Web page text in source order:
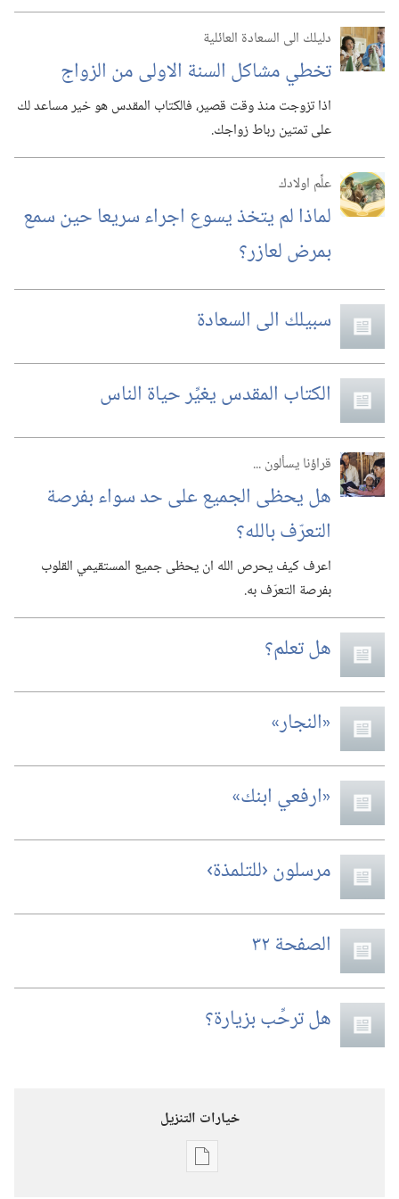
دليلك الى السعادة العائلية
تخطي مشاكل السنة الاولى من الزواج
اذا تزوجت منذ وقت قصير،‏ فالكتاب المقدس هو خير مساعد لك
على تمتين رباط زواجك.‏
علِّم اولادك
لماذا لم يتخذ يسوع اجراء سريعا حين سمع
بمرض لعازر؟‏
سبيلك الى السعادة
الكتاب المقدس يغيِّر حياة الناس
قراؤنا يسألون‏ ‏...
هل يحظى الجميع على حد سواء بفرصة
التعرّف بالله؟‏
اعرف كيف يحرص الله ان يحظى جميع المستقيمي القلوب
بفرصة التعرّف به.‏
هل تعلم؟‏
‏«النجار»‏
‏«ارفعي ابنك»‏
مرسلون ‹للتلمذة›‏
الصفحة ٣٢
هل ترحِّب بزيارة؟‏
خيارات التنزيل
خيارات